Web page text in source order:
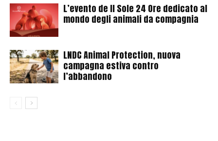
L’evento de Il Sole 24 Ore dedicato al
mondo degli animali da compagnia
LNDC Animal Protection, nuova
campagna estiva contro
l’abbandono